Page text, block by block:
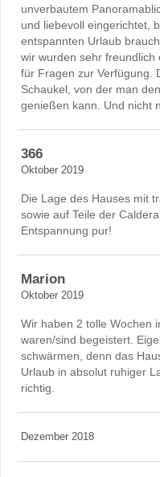
unverbautem
und liebevoll eingerichtet,
entspannten Urlaub
wir wurden sehr
für Fragen zur Verfügung.
Schaukel, von der man
genießen kann. Und nicht
366
Oktober 2019
Die Lage des Hauses mit
sowie auf Teile der
Entspannung pur!
Marion
Oktober 2019
Wir haben 2 tolle Wochen
waren/sind begeistert.
schwärmen, denn das
Urlaub in absolut ruhiger
richtig.
Dezember 2018